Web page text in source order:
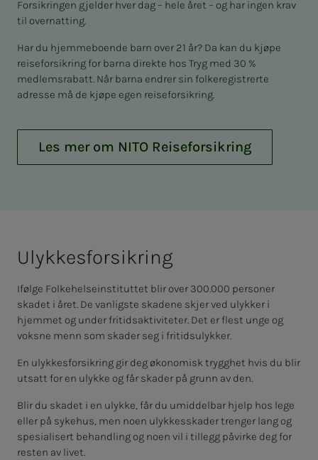
Forsikringen gjelder hver dag – hele året – og har ingen krav
til overnatting.
Har du hjemmeboende barn over 21 år? Da kan du kjøpe
reiseforsikring for barna direkte hos Tryg med 30 %
medlemsrabatt. Når barna endrer sin folkeregistrerte
adresse må de kjøpe egen reiseforsikring.
Les mer om NITO Reiseforsikring
Ulyk­­­kes­­­for­­­sik­ring
Ifølge Folkehelseinstituttet blir over 300.000 personer
skadet i året. De vanligste skadene skjer ved ulykker i
hjemmet og under fritidsaktiviteter. Det er flest unge og
voksne menn som skader seg i fritidsulykker.
En ulykkesforsikring gir deg økonomisk trygghet hvis du blir
utsatt for en ulykke og får skader på grunn av den.
Blir du skadet i en ulykke, får du umiddelbar hjelp hos lege
eller på sykehus, men noen ulykkesskader trenger lang og
spesialisert behandling og noen vil i tillegg påvirke deg for
resten av livet.